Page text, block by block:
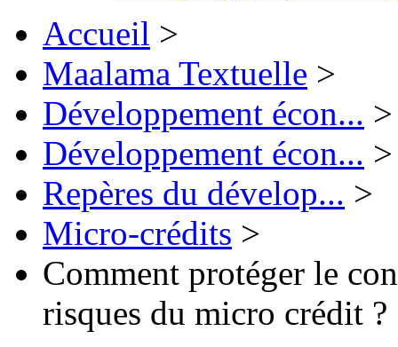
Accueil >
Maalama Textuelle >
Développement écon... >
Développement écon... >
Repères du dévelop... >
Micro-crédits >
Comment protéger le
risques du micro crédit ?